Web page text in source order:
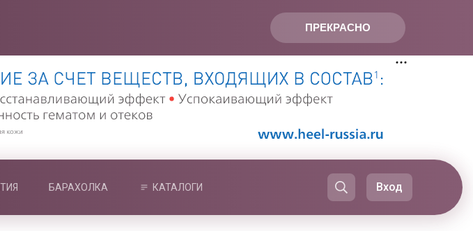
ПРЕКРАСНО
БАРАХОЛКА КАТАЛОГИ Вход